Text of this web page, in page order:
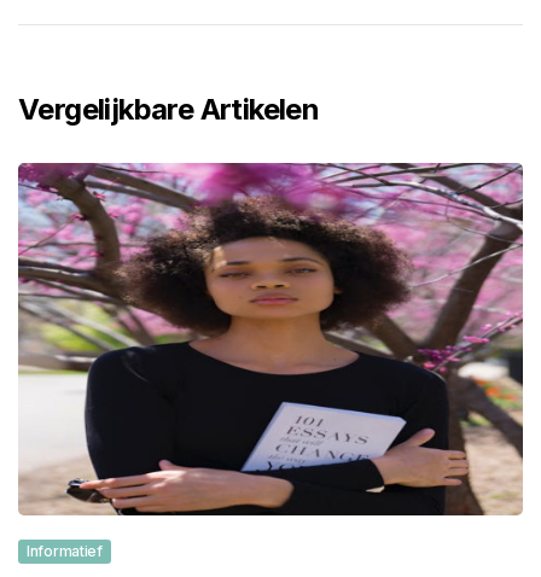
Vergelijkbare Artikelen
Informatief